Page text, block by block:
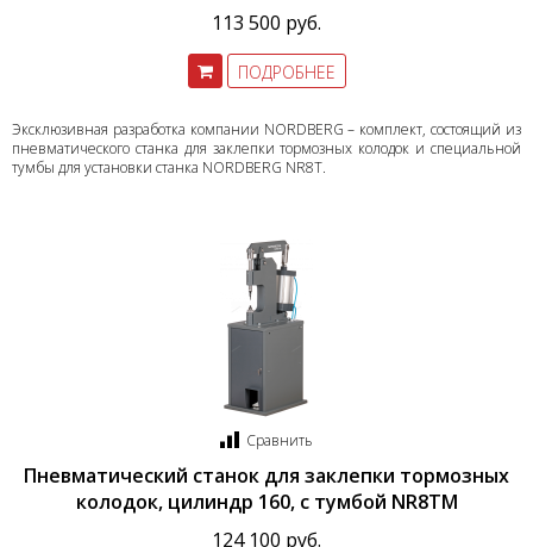
113 500 руб.
ПОДРОБНЕЕ
Эксклюзивная разработка компании NORDBERG – комплект, состоящий из
пневматического станка для заклепки тормозных колодок и специальной
тумбы для установки станка NORDBERG NR8T.
Сравнить
Пневматический станок для заклепки тормозных
колодок, цилиндр 160, с тумбой NR8TM
124 100 руб.